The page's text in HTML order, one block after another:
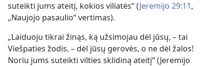
suteikti jums ateitį, kokios viliatės“ (Jeremijo 29:11,
„Naujojo pasaulio“ vertimas).
„Laiduoju tikrai žinąs, ką užsimojau dėl jūsų, – tai
Viešpaties žodis, – dėl jūsų gerovės, o ne dėl žalos!
Noriu jums suteikti vilties sklidiną ateitį“ (Jeremijo